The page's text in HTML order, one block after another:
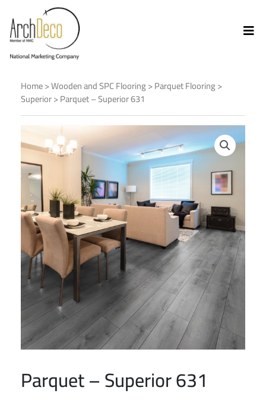
Home>Wooden and SPC Flooring>Parquet Flooring>
Superior> Parquet – Superior 631
Parquet – Superior 631